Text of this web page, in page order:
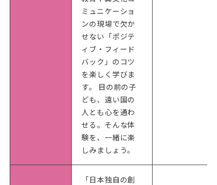
ミュニケーショ
ンの現場で欠か
せない「ポジテ
ィブ・フィード
バック」のコツ
を楽しく学びま
す。 目の前の子
ども、遠い国の
人とも心を通わ
せる。そんな体
験を、一緒に楽
しみましょう。
「日本独自の創